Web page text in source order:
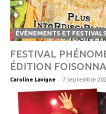
ÉVÉNEMENTS ET FESTIVALS
FESTIVAL
ÉDITION
Caroline Lavigne - 7 septembre